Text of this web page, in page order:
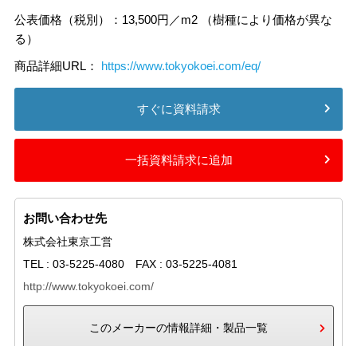
公表価格（税別）：13,500円／m2 （樹種により価格が異な
る）
商品詳細URL： https://www.tokyokoei.com/eq/
すぐに資料請求
一括資料請求に追加
お問い合わせ先
株式会社東京工営
TEL : 03-5225-4080 FAX : 03-5225-4081
http://www.tokyokoei.com/
このメーカーの情報詳細・製品一覧